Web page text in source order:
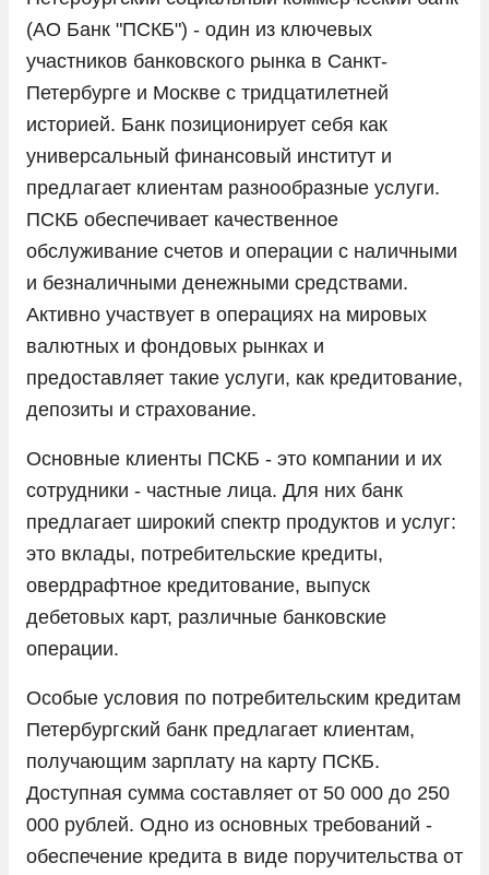
(АО Банк "ПСКБ") - один из ключевых
участников банковского рынка в Санкт-
Петербурге и Москве с тридцатилетней
историей. Банк позиционирует себя как
универсальный финансовый институт и
предлагает клиентам разнообразные услуги.
ПСКБ обеспечивает качественное
обслуживание счетов и операции с наличными
и безналичными денежными средствами.
Активно участвует в операциях на мировых
валютных и фондовых рынках и
предоставляет такие услуги, как кредитование,
депозиты и страхование.
Основные клиенты ПСКБ - это компании и их
сотрудники - частные лица. Для них банк
предлагает широкий спектр продуктов и услуг:
это вклады, потребительские кредиты,
овердрафтное кредитование, выпуск
дебетовых карт, различные банковские
операции.
Особые условия по потребительским кредитам
Петербургский банк предлагает клиентам,
получающим зарплату на карту ПСКБ.
Доступная сумма составляет от 50 000 до 250
000 рублей. Одно из основных требований -
обеспечение кредита в виде поручительства от